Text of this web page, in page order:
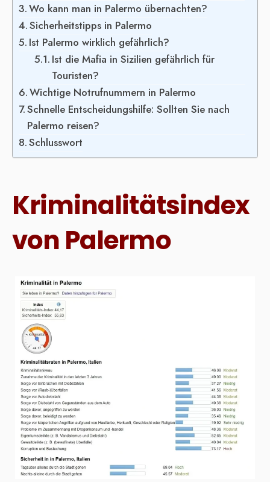
Wo kann man in Palermo übernachten?
Sicherheitstipps in Palermo
Ist Palermo wirklich gefährlich?
Ist die Mafia in Sizilien gefährlich für
Touristen?
Wichtige Notrufnummern in Palermo
Schnelle Entscheidungshilfe: Sollten Sie nach
Palermo reisen?
Schlusswort
Kriminalitätsindex
von Palermo